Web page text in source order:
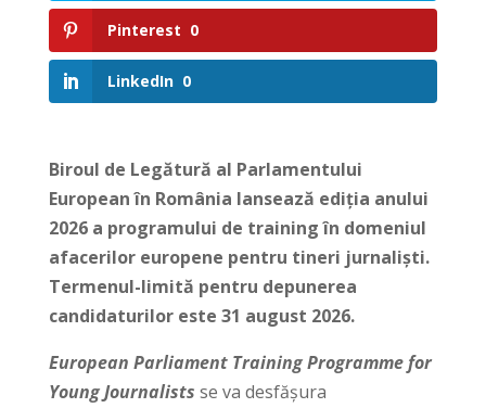
Pinterest 0
LinkedIn 0
Biroul de Legătură al Parlamentului
European în România lansează ediţia anului
2026 a programului de training în domeniul
afacerilor europene pentru tineri jurnalişti.
Termenul-limită pentru depunerea
candidaturilor este 31 august 2026.
European Parliament Training Programme for
Young Journalists se va desfășura